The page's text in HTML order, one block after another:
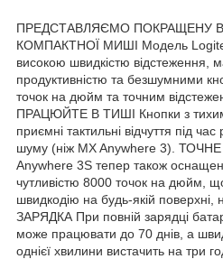
ПРЕДСТАВЛЯЄМО ПОКРАЩЕНУ
КОМПАКТНОЇ МИШІ Модель
високою швидкістю відстеження,
продуктивністю та безшумними
точок на дюйм та точним
ПРАЦЮЙТЕ В ТИШІ Кнопки з
приємні тактильні відчуття під
шуму (ніж MX Anywhere 3).
Anywhere 3S тепер також
чутливістю 8000 точок на дюйм,
швидкодію на будь-якій поверхні,
ЗАРЯДКА При повній зарядці
може працювати до 70 днів, а
однієї хвилини вистачить на три